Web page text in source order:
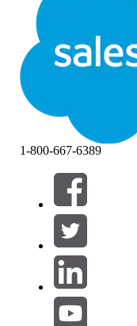
Фильтры (0)
ВЫБРАТЬ ФИЛЬТРЫ
Область продуктов
1-800-667-6389